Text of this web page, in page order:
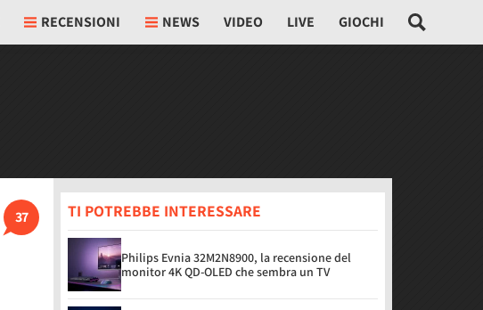
RECENSIONI NEWS VIDEO LIVE GIOCHI
37 TI POTREBBE INTERESSARE
Philips Evnia 32M2N8900, la recensione del
monitor 4K QD-OLED che sembra un TV